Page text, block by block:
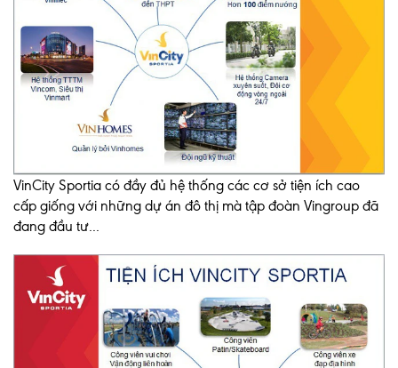
VinCity Sportia có đầy đủ hệ thống các cơ sở tiện ích cao
cấp giống với những dự án đô thị mà tập đoàn Vingroup đã
đang đầu tư...